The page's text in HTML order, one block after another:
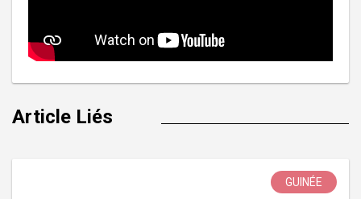
Article Liés
GUINÉE